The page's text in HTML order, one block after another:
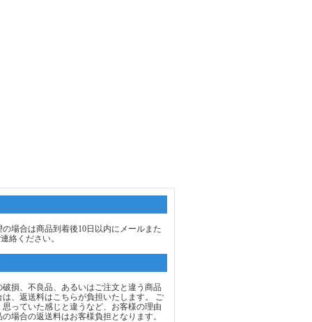
場合は商品到着後10日以内にメールまた
絡ください。
破損、不良品、あるいはご注文と違う商品
は、返送料はこちらが負担いたします。 ご
思っていた感じと違うなど、お客様の理由
場合の返送料はお客様負担となります。